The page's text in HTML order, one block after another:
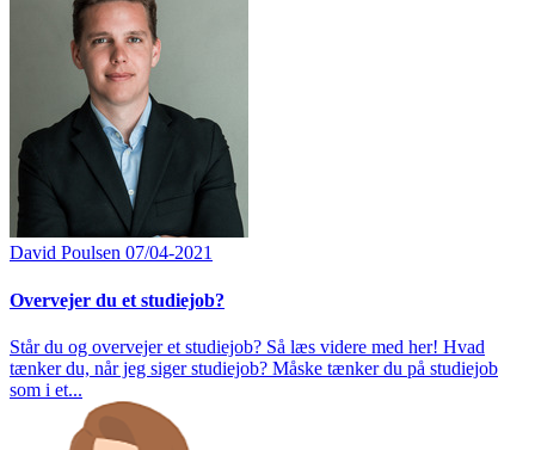
David Poulsen 07/04-2021
Overvejer du et studiejob?
Står du og overvejer et studiejob? Så læs videre med her! Hvad
tænker du, når jeg siger studiejob? Måske tænker du på studiejob
som i et...